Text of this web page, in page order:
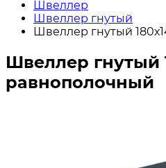
Швеллер
Швеллер гнутый
Швеллер гнутый
Швеллер гнутый
равнополочный